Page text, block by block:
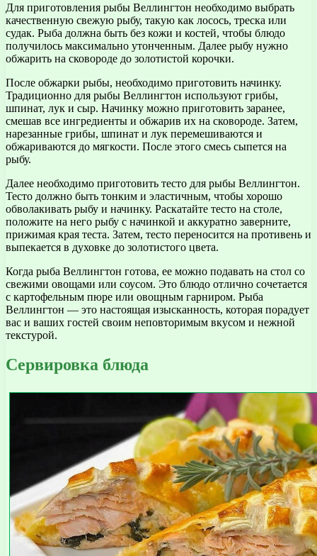
Для приготовления рыбы Веллингтон необходимо выбрать
качественную свежую рыбу, такую как лосось, треска или
судак. Рыба должна быть без кожи и костей, чтобы блюдо
получилось максимально утонченным. Далее рыбу нужно
обжарить на сковороде до золотистой корочки.
После обжарки рыбы, необходимо приготовить начинку.
Традиционно для рыбы Веллингтон используют грибы,
шпинат, лук и сыр. Начинку можно приготовить заранее,
смешав все ингредиенты и обжарив их на сковороде. Затем,
нарезанные грибы, шпинат и лук перемешиваются и
обжариваются до мягкости. После этого смесь сыпется на
рыбу.
Далее необходимо приготовить тесто для рыбы Веллингтон.
Тесто должно быть тонким и эластичным, чтобы хорошо
обволакивать рыбу и начинку. Раскатайте тесто на столе,
положите на него рыбу с начинкой и аккуратно заверните,
прижимая края теста. Затем, тесто переносится на противень и
выпекается в духовке до золотистого цвета.
Когда рыба Веллингтон готова, ее можно подавать на стол со
свежими овощами или соусом. Это блюдо отлично сочетается
с картофельным пюре или овощным гарниром. Рыба
Веллингтон — это настоящая изысканность, которая порадует
вас и ваших гостей своим неповторимым вкусом и нежной
текстурой.
Сервировка блюда